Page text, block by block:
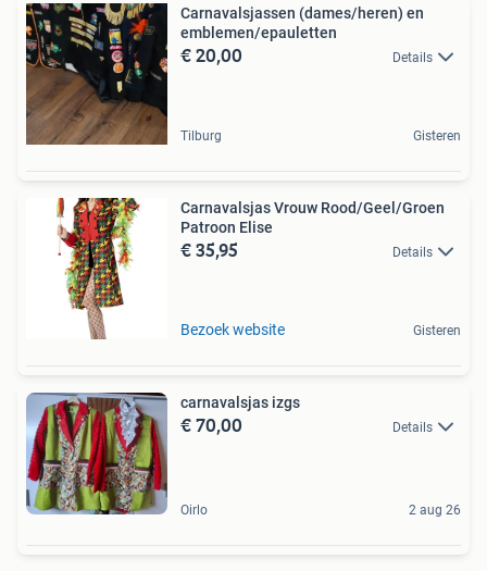
Carnavalsjassen (dames/heren) en
emblemen/epauletten
€ 20,00 Details
Tilburg Gisteren
Carnavalsjas Vrouw Rood/Geel/Groen
Patroon Elise
€ 35,95 Details
Bezoek website Gisteren
carnavalsjas izgs
€ 70,00 Details
Oirlo 2 aug 26